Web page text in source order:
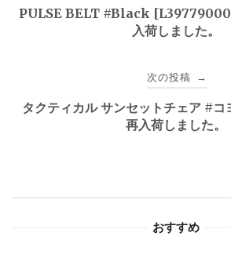
稿
ゲ
PULSE BELT #Black
入荷しました。
次の投稿 →
タクティカル サンセットチェア #
再入荷しました。
おすすめ